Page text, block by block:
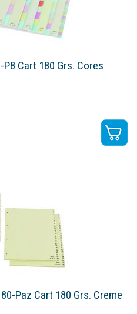
Cart 180 Grs. Cores
Paz Cart 180 Grs. Creme